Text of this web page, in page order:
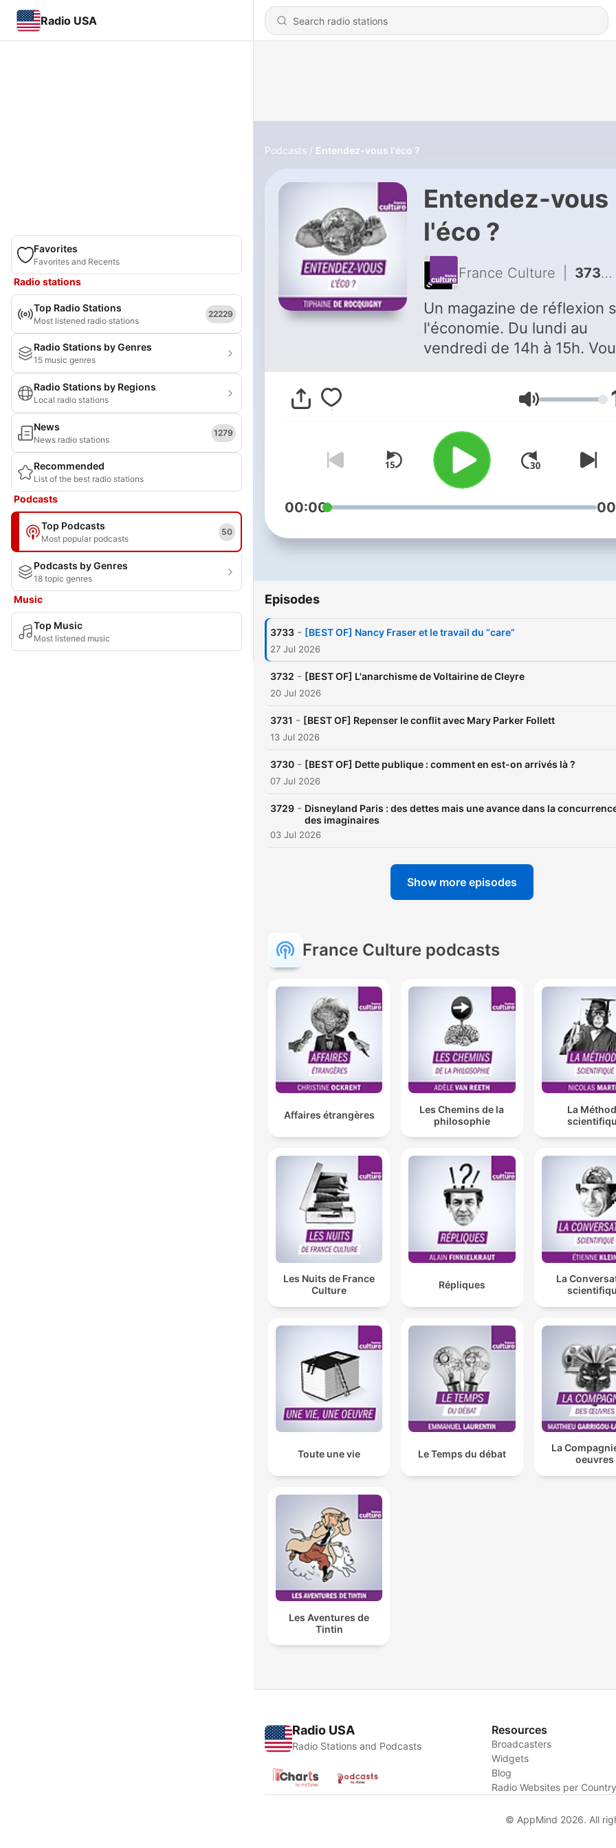
Radio USA
Favorites
Favorites and Recents
Radio stations
Top Radio Stations
Most listened radio stations
22229
Radio Stations by Genres
15 music genres
Radio Stations by Regions
Local radio stations
News
News radio stations
1279
Recommended
List of the best radio stations
Podcasts
Top Podcasts
Most popular podcasts
50
Podcasts by Genres
18 topic genres
Music
Top Music
Most listened music
Podcasts Entendez-vous l'éco ?
Entendez-vous
l'éco ?
France Culture 3733 - [BEST OF] Nancy Fraser et le travail du “care”
Un magazine de réflexion
l'économie. Du lundi au
vendredi de 14h à 15h. Vous
aimez ce podcast ? Pour
écouter tous les épisodes
sans limite, rendez-vous
Radio France
Volume
00:00
Episodes
3733 - [BEST OF] Nancy Fraser et le travail du “care”
27 Jul 2026
3732 - [BEST OF] L'anarchisme de Voltairine de Cleyre
20 Jul 2026
3731 - [BEST OF] Repenser le conflit avec Mary Parker Follett
13 Jul 2026
3730 - [BEST OF] Dette publique : comment en est-on arrivés là ?
07 Jul 2026
3729 - Disneyland Paris : des dettes mais une avance dans la
des imaginaires
03 Jul 2026
Show more episodes
France Culture podcasts
Affaires étrangères
Les Chemins de la
philosophie
La
Les Nuits de France
Culture
Répliques
La
Toute une vie Le Temps du débat
La
oeuvres
Les Aventures de
Tintin
Radio USA
Radio Stations and Podcasts
Resources
Broadcasters
Widgets
Blog
Radio Websites per
© AppMind 2026. All